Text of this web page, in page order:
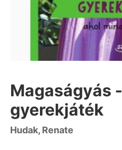
Magaságyás -
gyerekjáték
Hudak, Renate